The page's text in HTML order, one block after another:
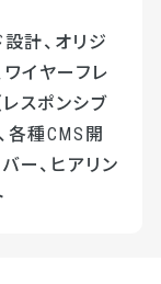
計、オリジ
イヤーフレ
スポンシブ
各種CMS開
ー、ヒアリン